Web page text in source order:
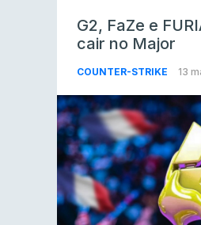
G2, FaZe e
cair no Major
COUNTER-STRIKE 13